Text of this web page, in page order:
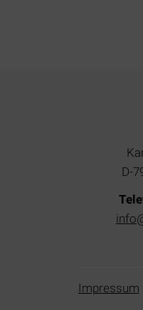
D-
Navigation
Impressum